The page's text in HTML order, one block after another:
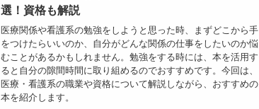
選！資格も解説
医療関係や看護系の勉強をしようと思った時、まずどこから手
をつけたらいいのか、自分がどんな関係の仕事をしたいのか悩
むことがあるかもしれません。勉強をする時には、本を活用す
ると自分の隙間時間に取り組めるのでおすすめです。今回は、
医療・看護系の職業や資格について解説しながら、おすすめの
本を紹介します。